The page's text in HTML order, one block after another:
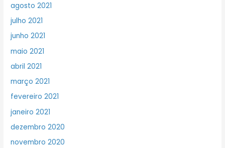
agosto 2021
julho 2021
junho 2021
maio 2021
abril 2021
março 2021
fevereiro 2021
janeiro 2021
dezembro 2020
novembro 2020